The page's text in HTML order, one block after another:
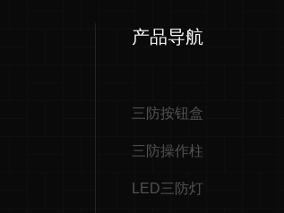
产品导航
三防按钮盒
三防操作柱
LED三防灯